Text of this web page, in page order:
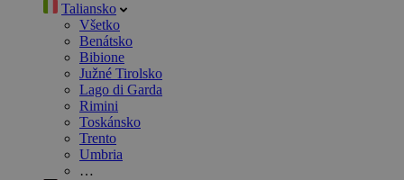
Taliansko
Všetko
Benátsko
Bibione
Južné Tirolsko
Lago di Garda
Rimini
Toskánsko
Trento
Umbria
…